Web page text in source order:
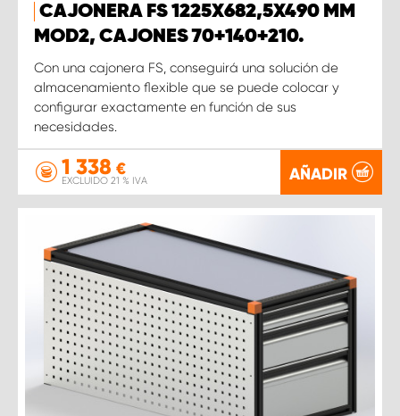
CAJONERA FS 1225X682,5X490 MM
MOD2, CAJONES 70+140+210.
Con una cajonera FS, conseguirá una solución de
almacenamiento flexible que se puede colocar y
configurar exactamente en función de sus
necesidades.
1 338 €
EXCLUIDO 21 % IVA AÑADIR